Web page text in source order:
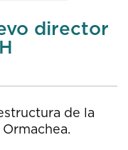
director
de la